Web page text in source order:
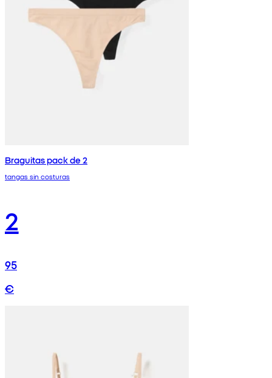
Braguitas pack de 2
tangas sin costuras
2
95
€